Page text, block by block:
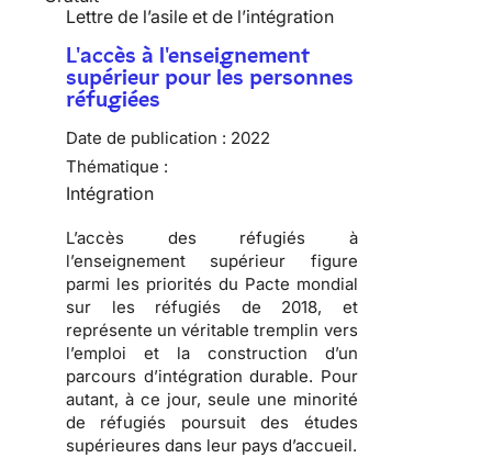
Lettre de l’asile et de l’intégration
L'accès à l'enseignement
supérieur pour les personnes
réfugiées
Date de publication : 2022
Thématique :
Intégration
L’accès des réfugiés à
l’enseignement supérieur figure
parmi les priorités du Pacte mondial
sur les réfugiés de 2018, et
représente un véritable tremplin vers
l’emploi et la construction d’un
parcours d’intégration durable. Pour
autant, à ce jour, seule une minorité
de réfugiés poursuit des études
supérieures dans leur pays d’accueil.